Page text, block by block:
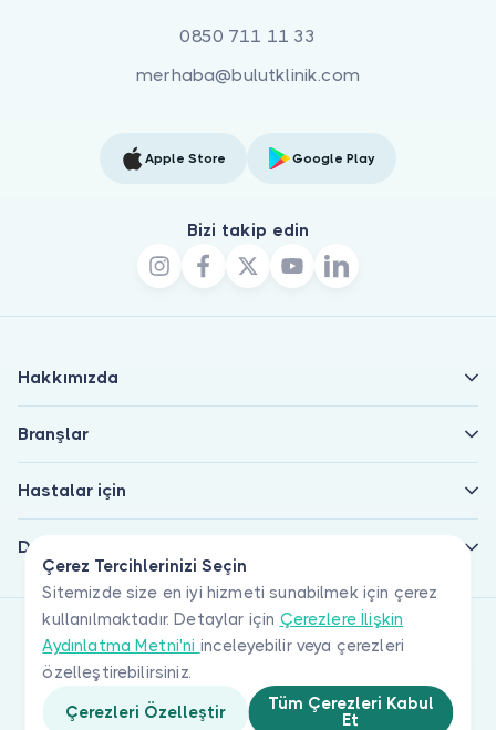
Çerez Tercihlerinizi Seçin
Sitemizde size en iyi hizmeti sunabilmek için çerez
kullanılmaktadır. Detaylar için Çerezlere İlişkin
Aydınlatma Metni'ni inceleyebilir veya çerezleri
özelleştirebilirsiniz.
Çerezleri Özelleştir
Tüm Çerezleri Kabul
Et
0850 711 11 33
merhaba@bulutklinik.com
Apple Store Google Play
Bizi takip edin
Hakkımızda
Branşlar
Hastalar için
Doktorlar için